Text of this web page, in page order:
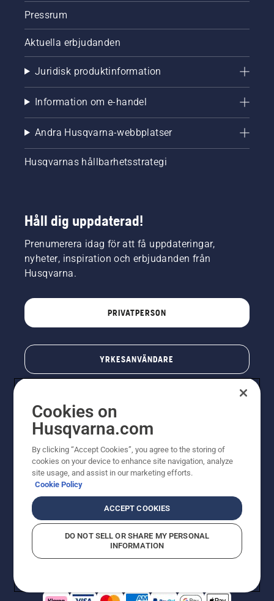
Pressrum
Aktuella erbjudanden
Juridisk produktinformation
Information om e-handel
Andra Husqvarna-webbplatser
Husqvarnas hållbarhetsstrategi
Håll dig uppdaterad!
Prenumerera idag för att få uppdateringar,
nyheter, inspiration och erbjudanden från
Husqvarna.
PRIVATPERSON
YRKESANVÄNDARE
© Husqvarna AB (publ). All rights reserved. Priserna
som visas är rekommenderade cirkapriser. Alla angivna
priser är rekommenderade försäljningspriser (inkl.
moms) om inte produkten är tillgänglig för direkt köp.
CookiepolicyAnvändningsvillkor Sekretessmeddelande
Rapportera misstänkta överträdelser
Cookies on
Husqvarna.com
By clicking “Accept Cookies”, you agree to the storing of
cookies on your device to enhance site navigation, analyze
site usage, and assist in our marketing efforts.
Cookie Policy
ACCEPT COOKIES
DO NOT SELL OR SHARE MY PERSONAL
INFORMATION